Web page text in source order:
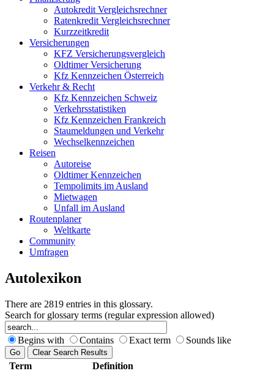
Autokredit Vergleichsrechner
Ratenkredit Vergleichsrechner
Kurzzeitkredit
Versicherungen
KFZ Versicherungsvergleich
Oldtimer Versicherung
Kfz Kennzeichen Österreich
Verkehr & Recht
Kfz Kennzeichen Schweiz
Verkehrsstatistiken
Kfz Kennzeichen Frankreich
Staumeldungen und Verkehr
Wechselkennzeichen
Reisen
Autoreise
Oldtimer Kennzeichen
Tempolimits im Ausland
Mietwagen
Unfall im Ausland
Routenplaner
Weltkarte
Community
Umfragen
Autolexikon
There are 2819 entries in this glossary.
Search for glossary terms (regular expression allowed)
Begins with Contains Exact term Sounds like
Term Definition